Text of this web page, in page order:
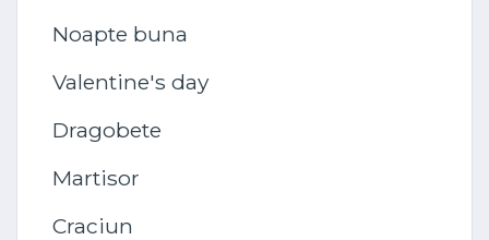
Noapte buna
Valentine's day
Dragobete
Martisor
Craciun